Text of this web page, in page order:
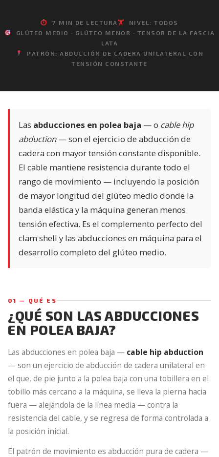
⏱ 7 MIN DE LECTURA 🏋️
NIVEL: TODOS
GLÚTEO MEDIO · GLÚTEO MENOR · TENSOR DE LA FASCIA
LATA
PATRÓN: ABDUCCIÓN DE CADERA UNILATERAL CON
TENSIÓN CONSTANTE
Las abducciones en polea baja — o cable hip
abduction— son el ejercicio de abducción de
cadera con mayor tensión constante disponible.
El cable mantiene resistencia durante todo el
rango de movimiento — incluyendo la posición
de mayor longitud del glúteo medio donde la
banda elástica y la máquina generan menos
tensión efectiva. Es el complemento perfecto del
clam shell y las abducciones en máquina para el
desarrollo completo del glúteo medio.
01 — QUÉ ES
¿QUÉ SON LAS ABDUCCIONES
EN POLEA BAJA?
Las abducciones en polea baja — cable hip abduction
— son un ejercicio de abducción de cadera unilateral en
el que, de pie junto a la polea baja con una tobillera en el
tobillo más cercano a la máquina, se lleva la pierna hacia
fuera — alejándola de la línea media — contra la
resistencia del cable, y se regresa de forma controlada a
la posición inicial.
El patrón de movimiento es abducción pura de cadera —